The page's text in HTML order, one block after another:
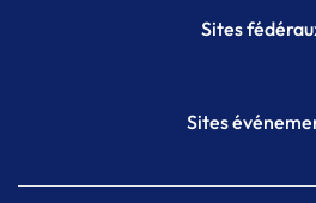
Sites
Plateforme
Sites
Meeting de Paris